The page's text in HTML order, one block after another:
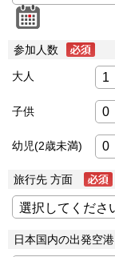
参加人数
大人
子供
幼児(2歳未満)
旅行先 方面
日本国内の出発空港